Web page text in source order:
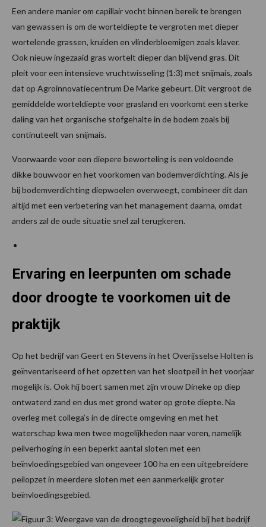
Een andere manier om capillair vocht binnen bereik te brengen
van gewassen is om de worteldiepte te vergroten met dieper
wortelende grassen, kruiden en vlinderbloemigen zoals klaver.
Ook nieuw ingezaaid gras wortelt dieper dan blijvend gras. Dit
pleit voor een intensieve vruchtwisseling (1:3) met snijmais, zoals
dat op Agro­innovatiecentrum De Marke gebeurt. Dit vergroot de
gemiddelde worteldiepte voor grasland en voorkomt een sterke
daling van het organische stofgehalte in de bodem zoals bij
continuteelt van snijmais.
Voorwaarde voor een diepere beworteling is een vol­doende
dikke bouwvoor en het voorkomen van bodemverdichting. Als je
bij bodemverdichting diepwoelen overweegt, combineer dit dan
altijd met een verbetering van het management daarna, omdat
anders zal de oude situatie snel zal terugkeren.
Ervaring en leerpunten om schade
door droogte te voorkomen uit de
praktijk
Op het bedrijf van Geert en Stevens in het Overijsselse Holten is
geïnventariseerd of het opzetten van het slootpeil in het voorjaar
mogelijk is. Ook hij boert samen met zijn vrouw Dineke op diep
ontwaterd zand en dus met grond­ water op grote diepte. Na
overleg met collega’s in de directe omgeving en met het
waterschap kwa­ men twee mogelijkheden naar voren, namelijk
peilverhoging in een beperkt aantal sloten met een
beïnvloedingsgebied van ongeveer 100 ha en een uitgebreidere
peilopzet in meerdere sloten met een aanmerkelijk groter
beïnvloedingsgebied.